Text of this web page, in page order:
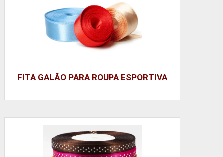
FITA GALÃO PARA ROUPA ESPORTIVA